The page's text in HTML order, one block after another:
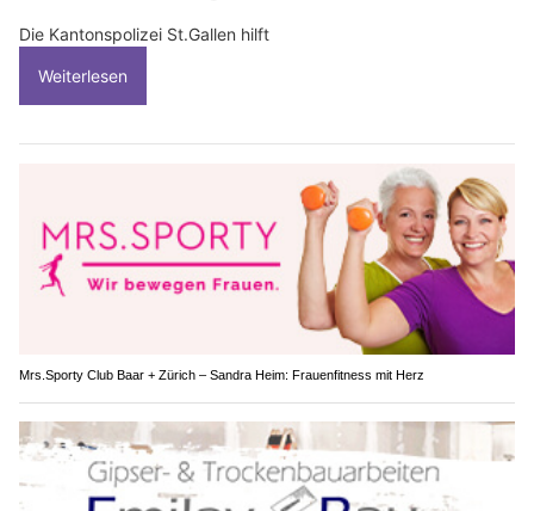
Die Kantonspolizei St.Gallen hilft
Weiterlesen
Mrs.Sporty Club Baar + Zürich – Sandra Heim: Frauenfitness mit Herz